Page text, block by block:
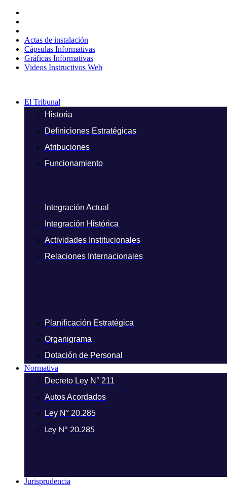
contenido
Actas de instalación
Cápsulas Informativas
Gráficas Informativas
Videos Instructivos Web
El Tribunal
Historia
Definiciones Estratégicas
Atribuciones
Funcionamiento
Integración Actual
Integración Histórica
Actividades Institucionales
Relaciones Internacionales
Planificación Estratégica
Organigrama
Dotación de Personal
Normativa
Decreto Ley N° 211
Autos Acordados
Ley N° 20.285
Ley N° 20.285
Jurisprudencia